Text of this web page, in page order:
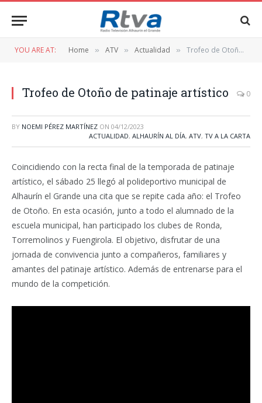
YOU ARE AT: Home » ATV » Actualidad » Trofeo de Otoño de patinaje artístico
Trofeo de Otoño de patinaje artístico 0
BY NOEMI PÉREZ MARTÍNEZ ON 04/12/2023
ACTUALIDAD, ALHAURÍN AL DÍA, ATV, TV A LA CARTA
Coincidiendo con la recta final de la temporada de patinaje
artístico, el sábado 25 llegó al polideportivo municipal de
Alhaurín el Grande una cita que se repite cada año: el Trofeo
de Otoño. En esta ocasión, junto a todo el alumnado de la
escuela municipal, han participado los clubes de Ronda,
Torremolinos y Fuengirola. El objetivo, disfrutar de una
jornada de convivencia junto a compañeros, familiares y
amantes del patinaje artístico. Además de entrenarse para el
mundo de la competición.